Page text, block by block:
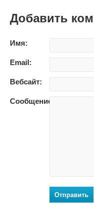
Добавить
Имя:
Email:
Вебсайт:
Сообщение:
Отправить